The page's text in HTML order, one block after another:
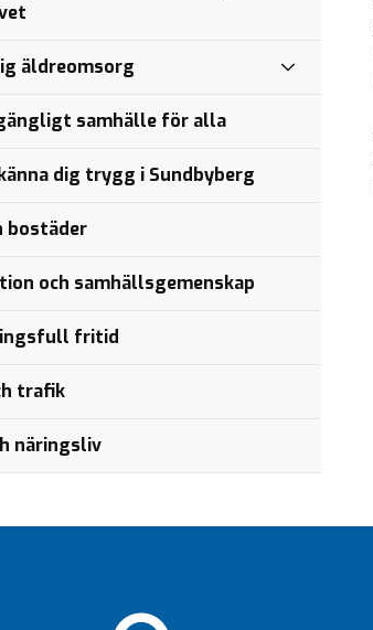
äldreomsorg
samhälle för alla
dig trygg i Sundbyberg
bostäder
och samhällsgemenskap
fritid
trafik
näringsliv